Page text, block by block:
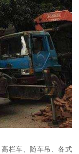
栏车、随车吊、各式